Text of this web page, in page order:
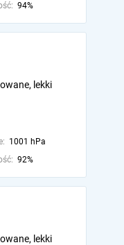
94%
lekki
1001 hPa
92%
lekki